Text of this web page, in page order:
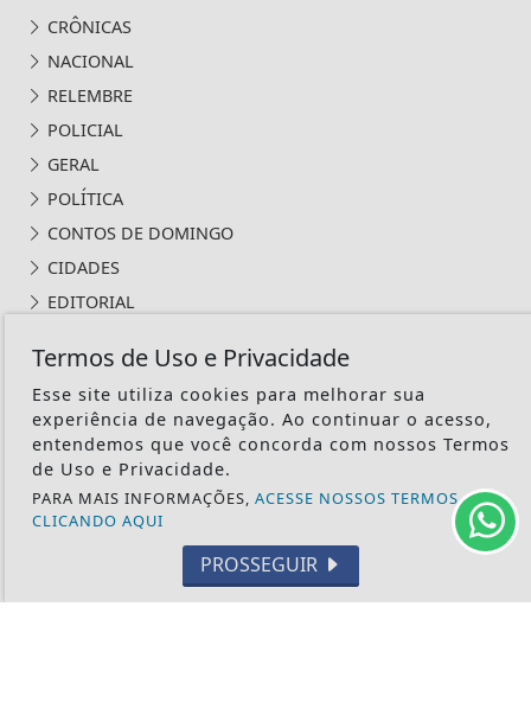
CRÔNICAS
NACIONAL
RELEMBRE
POLICIAL
GERAL
POLÍTICA
CONTOS DE DOMINGO
CIDADES
EDITORIAL
OPINIÃO
ECONOMIA
CULTURA
EVENTOS
RELIGIÃO
Termos de Uso e Privacidade
Esse site utiliza cookies para melhorar sua
experiência de navegação. Ao continuar o acesso,
entendemos que você concorda com nossos Termos
de Uso e Privacidade.
PARA MAIS INFORMAÇÕES, ACESSE NOSSOS TERMOS
CLICANDO AQUI
PROSSEGUIR